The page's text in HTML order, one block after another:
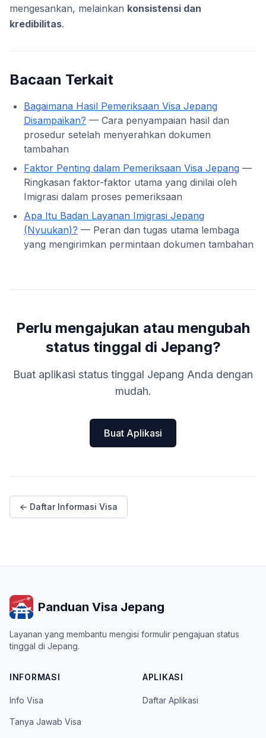
mengesankan, melainkan konsistensi dan
kredibilitas.
Bacaan Terkait
Bagaimana Hasil Pemeriksaan Visa Jepang
Disampaikan? — Cara penyampaian hasil dan
prosedur setelah menyerahkan dokumen
tambahan
Faktor Penting dalam Pemeriksaan Visa Jepang —
Ringkasan faktor-faktor utama yang dinilai oleh
Imigrasi dalam proses pemeriksaan
Apa Itu Badan Layanan Imigrasi Jepang
(Nyuukan)? — Peran dan tugas utama lembaga
yang mengirimkan permintaan dokumen tambahan
Perlu mengajukan atau mengubah
status tinggal di Jepang?
Buat aplikasi status tinggal Jepang Anda dengan
mudah.
Buat Aplikasi
← Daftar Informasi Visa
Panduan Visa Jepang
Layanan yang membantu mengisi formulir pengajuan status
tinggal di Jepang.
INFORMASI
Info Visa
Tanya Jawab Visa
APLIKASI
Daftar Aplikasi